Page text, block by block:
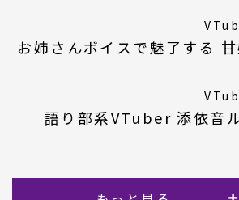
お姉さんボイスで魅了する
語り部系VTuber 添依音